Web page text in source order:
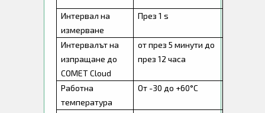
Интервал на
измерване
През 1 s
Интервалът на
изпращане до
COMET Cloud
от през 5 минути до
през 12 часа
Работна
температура
От -30 до +60°C